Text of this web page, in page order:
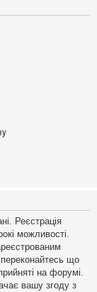
Реєстрація
можливості.
що
на форумі.
вашу згоду з